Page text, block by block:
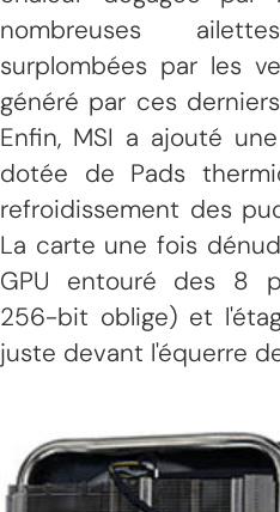
nombreuses
surplombées par les
généré par ces
Enfin, MSI a ajouté
dotée de Pads
refroidissement des
La carte une fois
GPU entouré des 8
256-bit oblige) et
juste devant l'équerre